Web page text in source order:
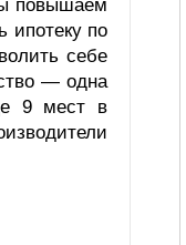
повышаем
ипотеку по
себе
— одна
9 мест в